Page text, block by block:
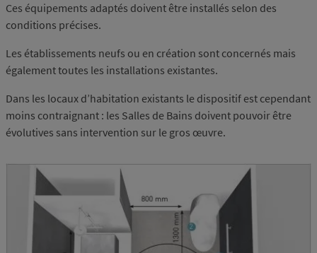
Ces équipements adaptés doivent être installés selon des
conditions précises.
Les établissements neufs ou en création sont concernés mais
également toutes les installations existantes.
Dans les locaux d’habitation existants le dispositif est cependant
moins contraignant : les Salles de Bains doivent pouvoir être
évolutives sans intervention sur le gros œuvre.